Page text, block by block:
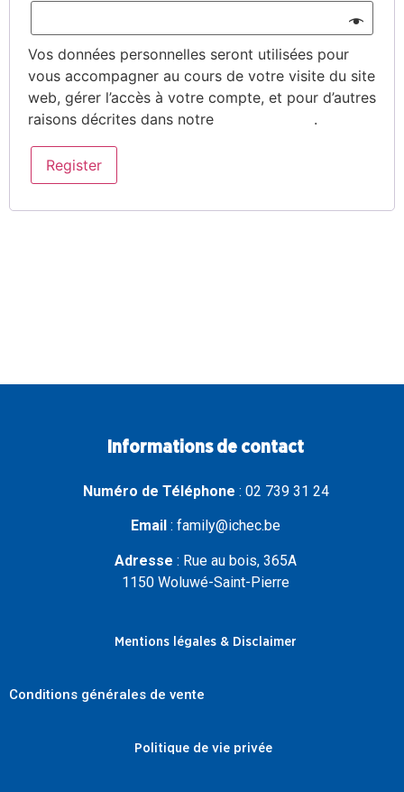
Vos données personnelles seront utilisées pour
vous accompagner au cours de votre visite du site
web, gérer l’accès à votre compte, et pour d’autres
raisons décrites dans notre
.
Register
Informations de contact
Numéro de Téléphone : 02 739 31 24
Email : family@ichec.be
Adresse : Rue au bois, 365A
1150 Woluwé-Saint-Pierre
Mentions légales & Disclaimer
Conditions générales de vente
Politique de vie privée